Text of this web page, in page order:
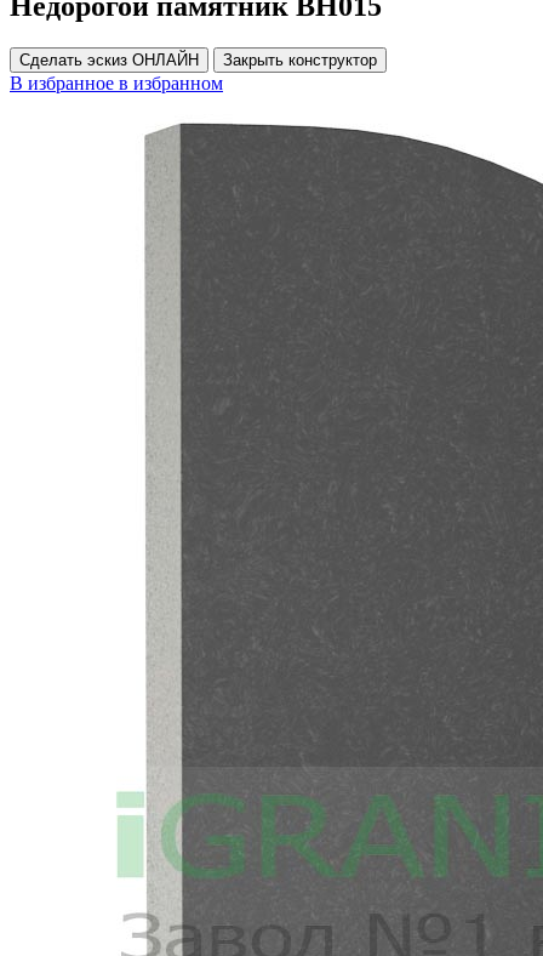
Недорогой памятник ВН015
Сделать эскиз ОНЛАЙН Закрыть конструктор
В избранное в избранном